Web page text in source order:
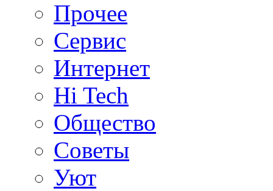
Прочее
Сервис
Интернет
Hi Tech
Общество
Советы
Уют